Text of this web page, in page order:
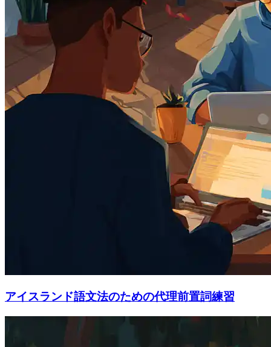
アイスランド語文法のための代理前置詞練習